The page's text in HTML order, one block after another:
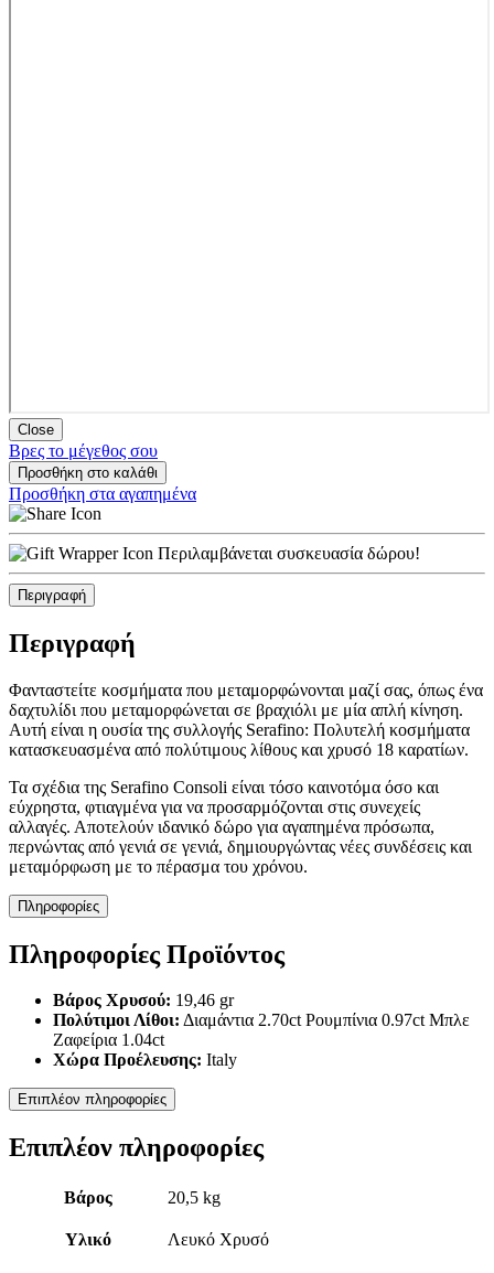
Close
Βρες το μέγεθος σου
Προσθήκη στο καλάθι
Προσθήκη στα αγαπημένα
Περιλαμβάνεται συσκευασία δώρου!
Περιγραφή
Περιγραφή
Φανταστείτε κοσμήματα που μεταμορφώνονται μαζί σας, όπως ένα
δαχτυλίδι που μεταμορφώνεται σε βραχιόλι με μία απλή κίνηση.
Αυτή είναι η ουσία της συλλογής Serafino: Πολυτελή κοσμήματα
κατασκευασμένα από πολύτιμους λίθους και χρυσό 18 καρατίων.
Τα σχέδια της Serafino Consoli είναι τόσο καινοτόμα όσο και
εύχρηστα, φτιαγμένα για να προσαρμόζονται στις συνεχείς
αλλαγές. Αποτελούν ιδανικό δώρο για αγαπημένα πρόσωπα,
περνώντας από γενιά σε γενιά, δημιουργώντας νέες συνδέσεις και
μεταμόρφωση με το πέρασμα του χρόνου.
Πληροφορίες
Πληροφορίες Προϊόντος
Βάρος Χρυσού: 19,46 gr
Πολύτιμοι Λίθοι: Διαμάντια 2.70ct Ρουμπίνια 0.97ct Μπλε
Ζαφείρια 1.04ct
Χώρα Προέλευσης: Italy
Επιπλέον πληροφορίες
Επιπλέον πληροφορίες
Βάρος 20,5 kg
Υλικό Λευκό Χρυσό